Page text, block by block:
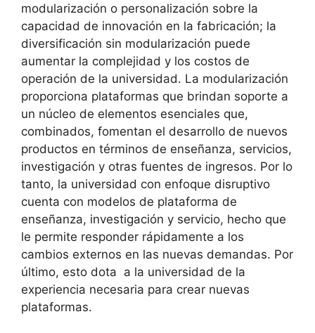
modularización o personalización sobre la
capacidad de innovación en la fabricación; la
diversificación sin modularización puede
aumentar la complejidad y los costos de
operación de la universidad. La modularización
proporciona plataformas que brindan soporte a
un núcleo de elementos esenciales que,
combinados, fomentan el desarrollo de nuevos
productos en términos de enseñanza, servicios,
investigación y otras fuentes de ingresos. Por lo
tanto, la universidad con enfoque disruptivo
cuenta con modelos de plataforma de
enseñanza, investigación y servicio, hecho que
le permite responder rápidamente a los
cambios externos en las nuevas demandas. Por
último, esto dota a la universidad de la
experiencia necesaria para crear nuevas
plataformas.